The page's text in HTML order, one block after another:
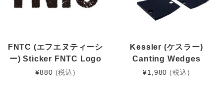
FNTC (エフエヌティーシ
ー) Sticker FNTC Logo
¥880 (税込)
Kessler (ケスラー)
Canting Wedges
¥1,980 (税込)